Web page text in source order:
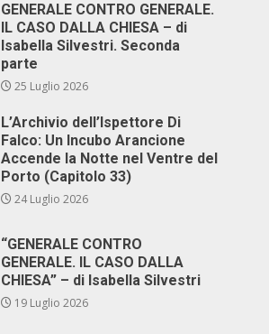
GENERALE CONTRO GENERALE.
IL CASO DALLA CHIESA – di
Isabella Silvestri. Seconda
parte
25 Luglio 2026
L’Archivio dell’Ispettore Di
Falco: Un Incubo Arancione
Accende la Notte nel Ventre del
Porto (Capitolo 33)
24 Luglio 2026
“GENERALE CONTRO
GENERALE. IL CASO DALLA
CHIESA” – di Isabella Silvestri
19 Luglio 2026